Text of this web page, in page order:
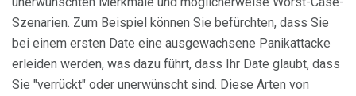
Szenarien. Zum Beispiel können Sie befürchten, dass Sie
bei einem ersten Date eine ausgewachsene Panikattacke
erleiden werden, was dazu führt, dass Ihr Date glaubt, dass
Sie "verrückt" oder unerwünscht sind. Diese Arten von